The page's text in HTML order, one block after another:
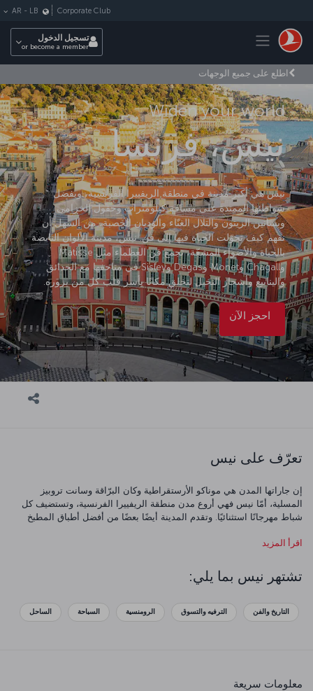
Toggle navigation
Corporate Club
AR - LB
تسجيل الدخول
or become a member
اطلع على جميع الوجهات
Widen your world
نيس، فرنسا
نيس هي أكبر مدينة في منطقة الريفييرا الفرنسية، وبفضل
شواطئها الممتدة على مسافة كيلومترات وحقول الخزامى
وبساتين الزيتون والتلال الغنّاء والوديان الخصبة، من السهل أن
نفهم كيف تحوّلت الحياة فيها إلى فن. نيس، مدينة الألوان النابضة
بالحياة والأضواء المشعّة، تجمع فن العظماء مثل Matisse
وChagall وMonet وDegas وSisley في متاحفها مع الحدائق
والينابيع وأشجار النخيل لتخلق مكانًا يأسر قلب كل من يزوره.
احجز الآن
تعرّف على نيس
إن جاراتها المدن هي موناكو الأرستقراطية وكان البرّاقة وسانت تروبيز
المسلية، أمّا نيس فهي أروع مدن منطقة الريفييرا الفرنسية، وتستضيف كل
شباط مهرجانًا استثنائيًا. وتقدم المدينة أيضًا بعضًا من أفضل أطباق المطبخ
أرجائها، قد ترغب في اختيار كيس من الخزامى المجففة أو قنينة من زيت
الزيتون المصنوع محليًا لتخلّد بها ذكرى رحلتك.
اقرأ المزيد
تشتهر نيس بما يلي:
التاريخ والفن الترفيه والتسوق الرومنسية السباحة الساحل
معلومات سريعة